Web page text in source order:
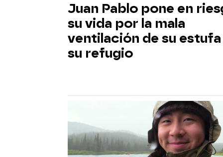
Juan Pablo pone en
su vida por la mala
ventilación de su estufa
su refugio